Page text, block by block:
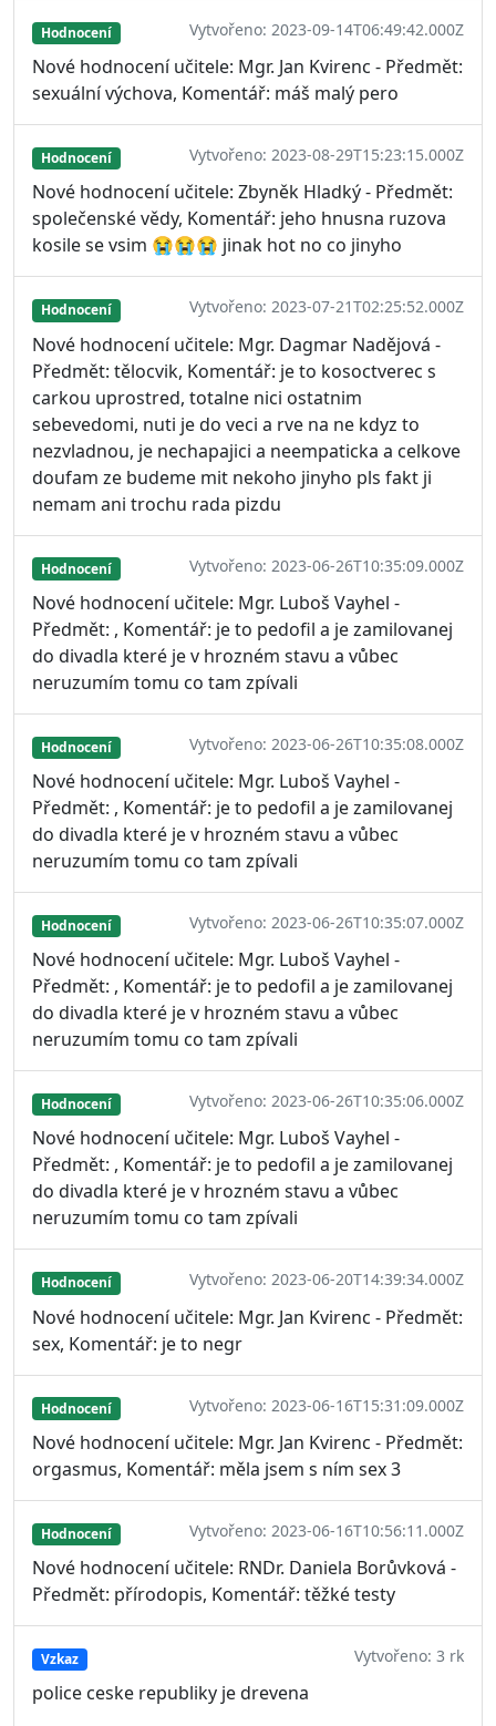
Hodnocení Vytvořeno: 2023-09-14T06:49:42.000Z
Nové hodnocení učitele: Mgr. Jan Kvirenc - Předmět:
sexuální výchova, Komentář: máš malý pero
Hodnocení Vytvořeno: 2023-08-29T15:23:15.000Z
Nové hodnocení učitele: Zbyněk Hladký - Předmět:
společenské vědy, Komentář: jeho hnusna ruzova
kosile se vsim 😭😭😭 jinak hot no co jinyho
Hodnocení Vytvořeno: 2023-07-21T02:25:52.000Z
Nové hodnocení učitele: Mgr. Dagmar Nadějová -
Předmět: tělocvik, Komentář: je to kosoctverec s
carkou uprostred, totalne nici ostatnim
sebevedomi, nuti je do veci a rve na ne kdyz to
nezvladnou, je nechapajici a neempaticka a celkove
doufam ze budeme mit nekoho jinyho pls fakt ji
nemam ani trochu rada pizdu
Hodnocení Vytvořeno: 2023-06-26T10:35:09.000Z
Nové hodnocení učitele: Mgr. Luboš Vayhel -
Předmět: , Komentář: je to pedofil a je zamilovanej
do divadla které je v hrozném stavu a vůbec
neruzumím tomu co tam zpívali
Hodnocení Vytvořeno: 2023-06-26T10:35:08.000Z
Nové hodnocení učitele: Mgr. Luboš Vayhel -
Předmět: , Komentář: je to pedofil a je zamilovanej
do divadla které je v hrozném stavu a vůbec
neruzumím tomu co tam zpívali
Hodnocení Vytvořeno: 2023-06-26T10:35:07.000Z
Nové hodnocení učitele: Mgr. Luboš Vayhel -
Předmět: , Komentář: je to pedofil a je zamilovanej
do divadla které je v hrozném stavu a vůbec
neruzumím tomu co tam zpívali
Hodnocení Vytvořeno: 2023-06-26T10:35:06.000Z
Nové hodnocení učitele: Mgr. Luboš Vayhel -
Předmět: , Komentář: je to pedofil a je zamilovanej
do divadla které je v hrozném stavu a vůbec
neruzumím tomu co tam zpívali
Hodnocení Vytvořeno: 2023-06-20T14:39:34.000Z
Nové hodnocení učitele: Mgr. Jan Kvirenc - Předmět:
sex, Komentář: je to negr
Hodnocení Vytvořeno: 2023-06-16T15:31:09.000Z
Nové hodnocení učitele: Mgr. Jan Kvirenc - Předmět:
orgasmus, Komentář: měla jsem s ním sex 3
Hodnocení Vytvořeno: 2023-06-16T10:56:11.000Z
Nové hodnocení učitele: RNDr. Daniela Borůvková -
Předmět: přírodopis, Komentář: těžké testy
Vzkaz Vytvořeno: 3 rk
police ceske republiky je drevena